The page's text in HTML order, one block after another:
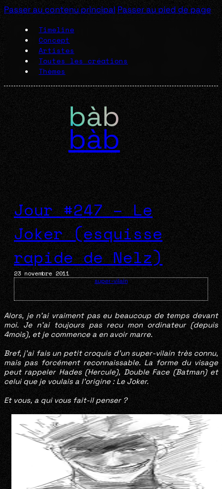
Passer au contenu principal Passer au pied de page
Timeline
Concept
Artistes
Toutes les créations
Thèmes
bàb
Jour #247 – Le
Joker (esquisse
rapide de Nelz)
23 novembre 2011
super-vilain
Alors, je n’ai vraiment pas eu beaucoup de temps devant
moi. Je n’ai toujours pas recu mon ordinateur (depuis
4mois), et je commence a en avoir marre.
Bref, j’ai fais un petit croquis d’un super-vilain très connu,
mais pas forcément reconnaissable. La forme du visage
peut rappeler Hades (Hercule), Double Face (Batman) et
celui que je voulais a l’origine : Le Joker.
Et vous, a qui vous fait-il penser ?